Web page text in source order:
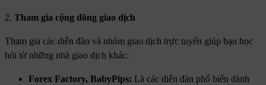
2. Tham gia cộng đồng giao dịch
Tham gia các diễn đàn và nhóm giao dịch trực tuyến giúp bạn học
hỏi từ những nhà giao dịch khác:
Forex Factory, BabyPips: Là các diễn đàn phổ biến dành